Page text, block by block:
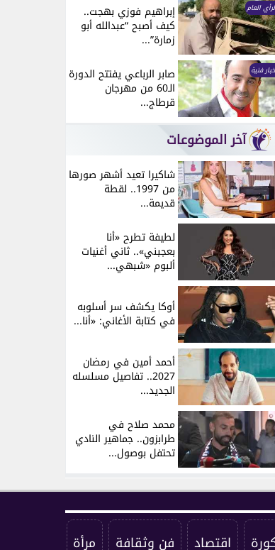
العام إبراهيم فوزي بهجت..
كيف أصبح “عبدالله أبو
زمارة”...
فنية صابر الرباعي يفتتح الدورة
الـ60 من مهرجان
قرطاج...
آخر الموضوعات
شاكيرا تعيد أشهر صورها
من 1997.. لقطة
قديمة...
لطيفة تطرح «أنا
بعجبني».. ثاني أغنيات
ألبوم «شبهي...
أوكا يكشف سر أسلوبه
في كتابة الأغاني: «أنا...
أحمد أمين في رمضان
2027.. تفاصيل مسلسله
الجديد...
محمد صلاح في
طرابزون.. جماهير النادي
تحتفل بوصول...
اقتصاد فن وثقافة مرأة